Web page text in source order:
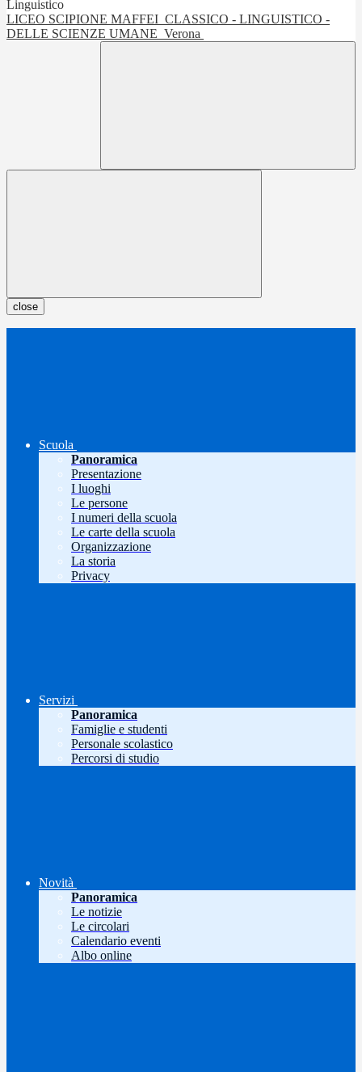
LICEO SCIPIONE MAFFEI CLASSICO - LINGUISTICO -
DELLE SCIENZE UMANE Verona
close
Scuola
Panoramica
Presentazione
I luoghi
Le persone
I numeri della scuola
Le carte della scuola
Organizzazione
La storia
Privacy
Servizi
Panoramica
Famiglie e studenti
Personale scolastico
Percorsi di studio
Novità
Panoramica
Le notizie
Le circolari
Calendario eventi
Albo online